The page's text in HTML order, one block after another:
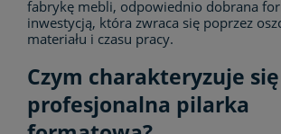
fabrykę mebli, odpowiednio dobrana
inwestycją, która zwraca się poprzez
materiału i czasu pracy.
Czym charakteryzuje się
profesjonalna pilarka